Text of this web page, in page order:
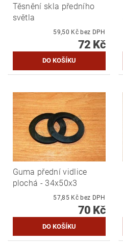
Těsnění skla předního
světla
59,50 Kč bez DPH
72 Kč
Guma přední vidlice
plochá - 34x50x3
57,85 Kč bez DPH
70 Kč